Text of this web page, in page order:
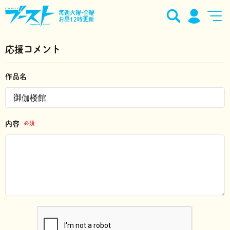
毎週火曜•金曜
お昼12時更新
応援コメント
作品名
内容